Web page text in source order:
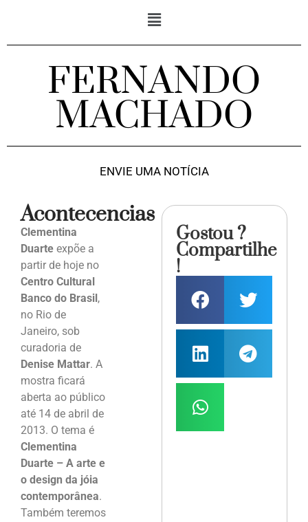
FERNANDO
MACHADO
ENVIE UMA NOTÍCIA
Acontecencias
Clementina
Duarte expõe a
partir de hoje no
Centro Cultural
Banco do Brasil ,
no Rio de
Janeiro, sob
curadoria de
Denise Mattar. A
mostra ficará
aberta ao público
até 14 de abril de
2013. O tema é
Clementina
Duarte – A arte e
o design da jóia
contemporânea.
Também teremos
Gostou ?
Compartilhe
!